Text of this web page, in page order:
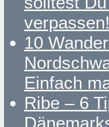
verpassen!
10
Einfach
Ribe – 6